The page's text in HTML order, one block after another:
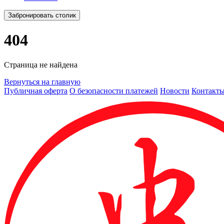
Забронировать столик
404
Страница не найдена
Вернуться на главную
Публичная оферта О безопасности платежей Новости